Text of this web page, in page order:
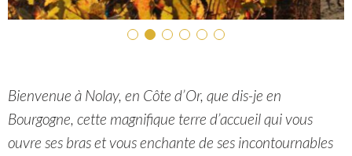
Bienvenue à Nolay, en Côte d’Or, que dis-je en
Bourgogne, cette magnifique terre d’accueil qui vous
ouvre ses bras et vous enchante de ses incontournables